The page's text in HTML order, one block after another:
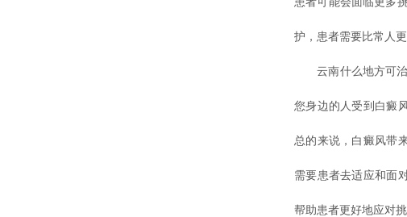
护，患者需要比常人
云南什么地方可治
您身边的人受到白癜
总的来说，白癜风带
需要患者去适应和面
帮助患者更好地应对